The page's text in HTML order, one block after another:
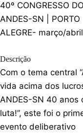
40º CONGRESSO DO
ANDES-SN | PORTO
ALEGRE- março/
Descrição
Com o tema central
vida acima dos
ANDES-SN 40 anos
luta!”, este foi o
evento deliberativo